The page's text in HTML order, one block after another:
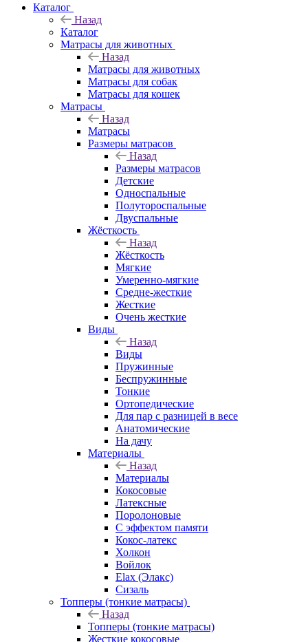
Каталог
Назад
Каталог
Матрасы для животных
Назад
Матрасы для животных
Матрасы для собак
Матрасы для кошек
Матрасы
Назад
Матрасы
Размеры матрасов
Назад
Размеры матрасов
Детские
Односпальные
Полутороспальные
Двуспальные
Жёсткость
Назад
Жёсткость
Мягкие
Умеренно-мягкие
Средне-жесткие
Жесткие
Очень жесткие
Виды
Назад
Виды
Пружинные
Беспружинные
Тонкие
Ортопедические
Для пар с разницей в весе
Анатомические
На дачу
Материалы
Назад
Материалы
Кокосовые
Латексные
Поролоновые
С эффектом памяти
Кокос-латекс
Холкон
Войлок
Elax (Элакс)
Сизаль
Топперы (тонкие матрасы)
Назад
Топперы (тонкие матрасы)
Жесткие кокосовые